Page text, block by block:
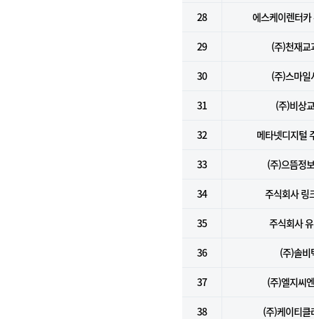
28 에스케이렌터카
29 (주)천재교
30 (주)스마일
31 (주)비상
32 메타넷디지털
33 (주)으뜸정
34 주식회사 링
35 주식회사
36 (주)솔비
37 (주)엘지씨
38 (주)케이티클